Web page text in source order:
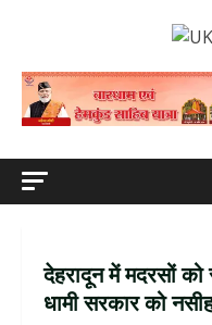
देहरादून में मदरसों
धामी सरकार को